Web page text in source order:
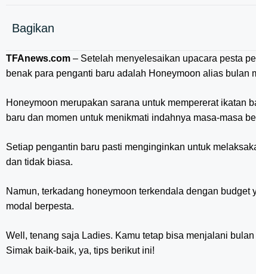
Bagikan
TFAnews.com – Setelah menyelesaikan upacara pesta
benak para penganti baru adalah Honeymoon alias bulan
Honeymoon merupakan sarana untuk mempererat ikatan
baru dan momen untuk menikmati indahnya masa-masa
Setiap pengantin baru pasti menginginkan untuk
dan tidak biasa.
Namun, terkadang honeymoon terkendala dengan
modal berpesta.
Well, tenang saja Ladies. Kamu tetap bisa menjalani
Simak baik-baik, ya, tips berikut ini!